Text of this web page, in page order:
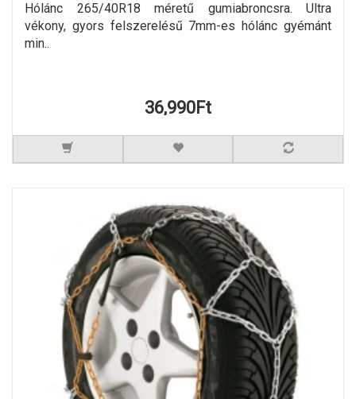
Hólánc 265/40R18 méretű gumiabroncsra. Ultra
vékony, gyors felszerelésű 7mm-es hólánc gyémánt
min..
36,990Ft